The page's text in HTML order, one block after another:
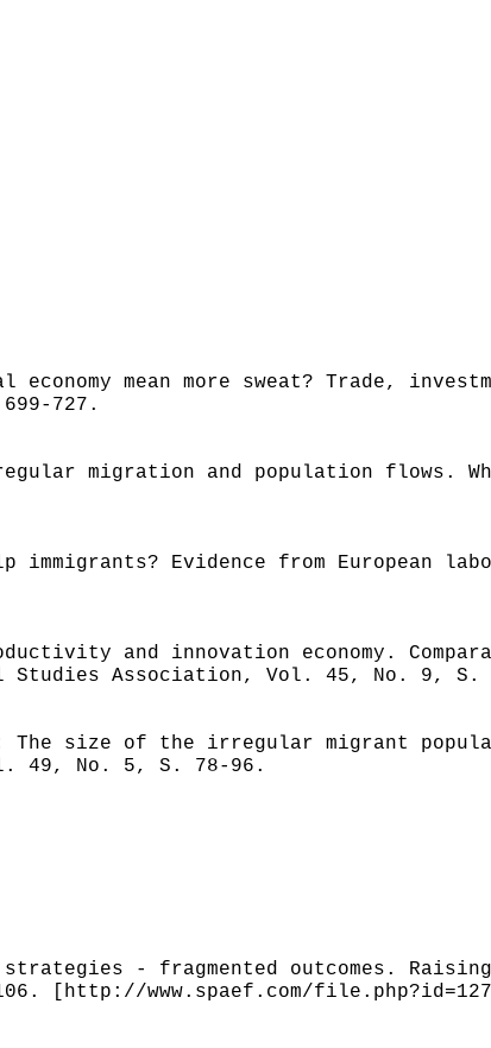
mean more sweat? Trade,
727.
migration and population
immigrants? Evidence from European
and innovation economy.
Association, Vol. 45, No. 9, S.
The size of the irregular migrant
49, No. 5, S. 78-96.
- fragmented outcomes. Raising
[http://www.spaef.com/